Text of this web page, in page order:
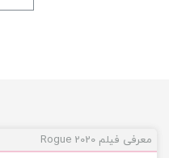
معرفی فیلم Rogue 2020